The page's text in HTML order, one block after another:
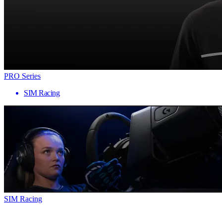
PRO Series
SIM Racing
SIM Racing